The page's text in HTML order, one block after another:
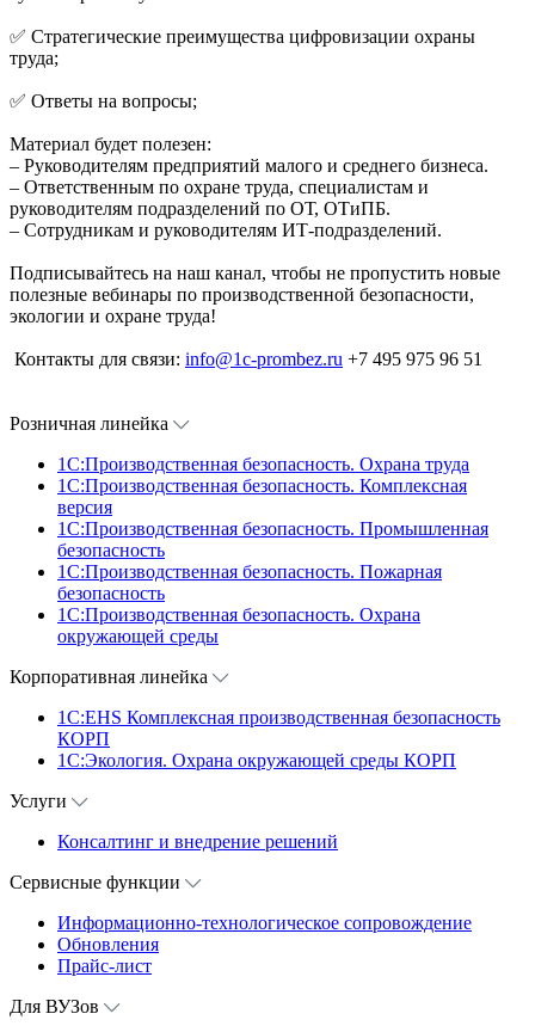
✅ Стратегические преимущества цифровизации охраны
труда;
✅ Ответы на вопросы;
Материал будет полезен:
– Руководителям предприятий малого и среднего бизнеса.
– Ответственным по охране труда, специалистам и
руководителям подразделений по ОТ, ОТиПБ.
– Сотрудникам и руководителям ИТ-подразделений.
Подписывайтесь на наш канал, чтобы не пропустить новые
полезные вебинары по производственной безопасности,
экологии и охране труда!
Контакты для связи: info@1c-prombez.ru +7 495 975 96 51
Розничная линейка
1C:Производственная безопасность. Охрана труда
1C:Производственная безопасность. Комплексная
версия
1C:Производственная безопасность. Промышленная
безопасность
1C:Производственная безопасность. Пожарная
безопасность
1C:Производственная безопасность. Охрана
окружающей среды
Корпоративная линейка
1С:EHS Комплексная производственная безопасность
КОРП
1С:Экология. Охрана окружающей среды КОРП
Услуги
Консалтинг и внедрение решений
Сервисные функции
Информационно-технологическое сопровождение
Обновления
Прайс-лист
Для ВУЗов